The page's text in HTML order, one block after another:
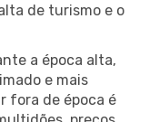
de turismo e o
a época alta,
e mais
fora de época é